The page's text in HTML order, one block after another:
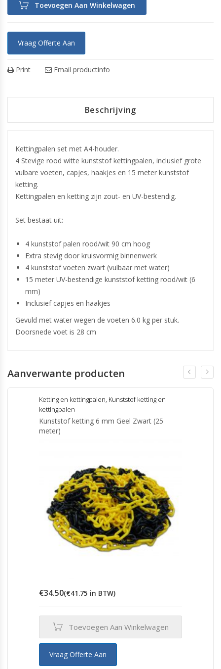
Toevoegen Aan Winkelwagen
Vraag Offerte Aan
Print Email productinfo
Beschrijving
Kettingpalen set met A4-houder.
4 Stevige rood witte kunststof kettingpalen, inclusief grote
vulbare voeten, capjes, haakjes en 15 meter kunststof
ketting.
Kettingpalen en ketting zijn zout- en UV-bestendig.
Set bestaat uit:
4 kunststof palen rood/wit 90 cm hoog
Extra stevig door kruisvormig binnenwerk
4 kunststof voeten zwart (vulbaar met water)
15 meter UV-bestendige kunststof ketting rood/wit (6
mm)
Inclusief capjes en haakjes
Gevuld met water wegen de voeten 6.0 kg per stuk.
Doorsnede voet is 28 cm
Aanverwante producten
Ketting en kettingpalen, Kunststof ketting en
kettingpalen
Kunststof ketting 6 mm Geel Zwart (25
meter)
€34.50(€41.75 in BTW)
Toevoegen Aan Winkelwagen
Vraag Offerte Aan